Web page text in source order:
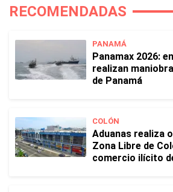
RECOMENDADAS
PANAMÁ
Panamax 2026:
realizan
de Panamá
COLÓN
Aduanas realiza
Zona Libre de
comercio ilícito